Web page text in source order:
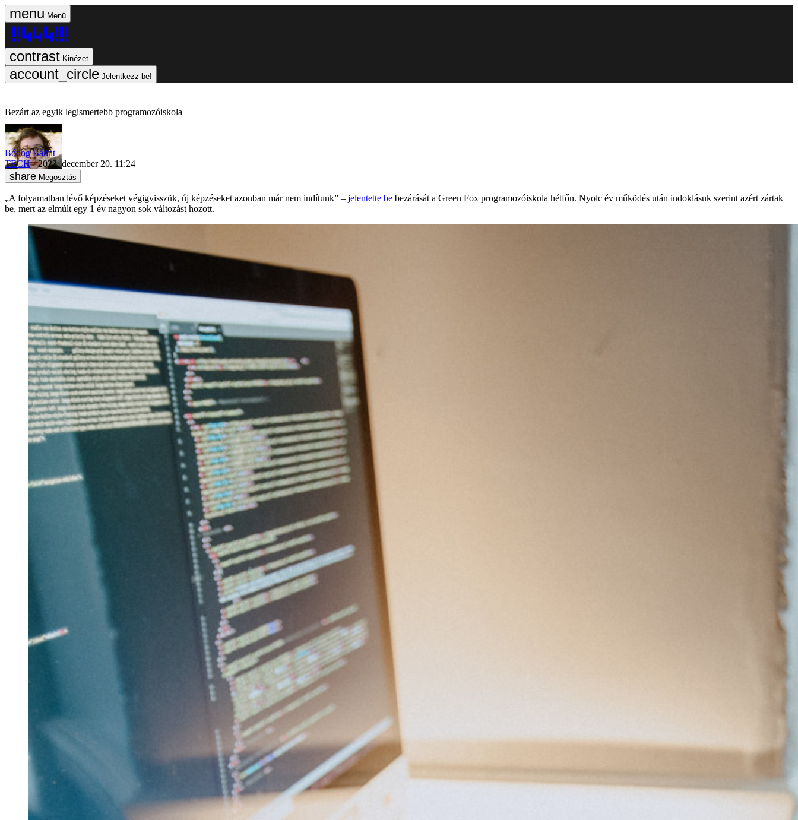
Menü
Kinézet
Jelentkezz be!
Bezárt az egyik legismertebb programozóiskola
Bódog Bálint
TECH
2023. december 20. 11:24
Megosztás
„A folyamatban lévő képzéseket végigvisszük, új képzéseket azonban már nem indítunk” – jelentette be bezárását a Green Fox programozóiskola hétfőn. Nyolc év működés után indoklásuk szerint azért zártak
be, mert az elmúlt egy 1 év nagyon sok változást hozott.